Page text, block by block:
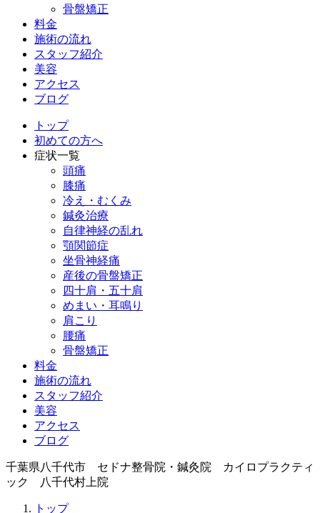
骨盤矯正
料金
施術の流れ
スタッフ紹介
美容
アクセス
ブログ
トップ
初めての方へ
症状一覧
頭痛
膝痛
冷え・むくみ
鍼灸治療
自律神経の乱れ
顎関節症
坐骨神経痛
産後の骨盤矯正
四十肩・五十肩
めまい・耳鳴り
肩こり
腰痛
骨盤矯正
料金
施術の流れ
スタッフ紹介
美容
アクセス
ブログ
千葉県八千代市 セドナ整骨院・鍼灸院 カイロプラクティ
ック 八千代村上院
トップ